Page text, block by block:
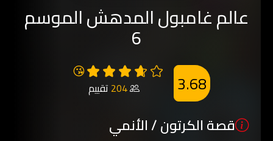
عالم غامبول المدهش الموسم
6
😘
204 تقييم 3.68
قصة الكرتون / الأنمي